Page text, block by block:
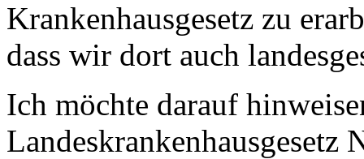
Krankenhausgesetz zu
dass wir dort auch
Ich möchte darauf
Landeskrankenhausgesetz